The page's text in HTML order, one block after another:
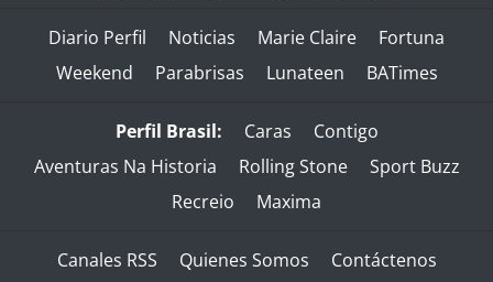
Diario Perfil Noticias Marie Claire
Fortuna
Weekend
Parabrisas Lunateen BATimes
Perfil Brasil: Caras
Contigo
Aventuras Na Historia
Rolling Stone
Sport Buzz
Recreio
Maxima
Canales RSS Quienes Somos
Contáctenos